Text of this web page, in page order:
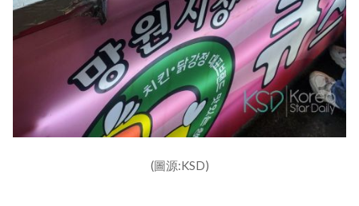
(圖源:KSD)